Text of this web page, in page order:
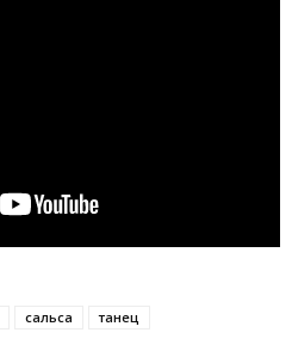
сальса танец